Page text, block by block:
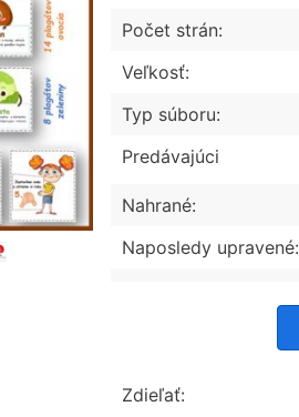
Počet strán:
Veľkosť:
Typ súboru:
Predávajúci
Nahrané:
Naposledy upravené:
Zdieľať: